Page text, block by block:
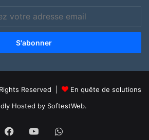
Reserved |
En quête de solutions
Hosted by SoftestWeb.
FacebookYouTubeWhatsApp